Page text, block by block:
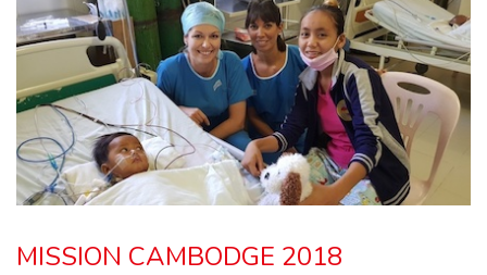
MISSION CAMBODGE 2018